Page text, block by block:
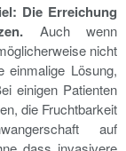
Die Erreichung
Auch wenn
nicht
einmalige Lösung,
einigen Patienten
die Fruchtbarkeit
auf